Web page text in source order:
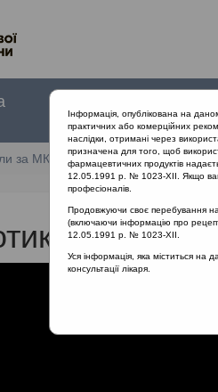
документи
за МКХ-11 13 Хвороби органів
Інформація, опублікована на
практичних або комерційних
наслідки, отримані через
призначена для того, щоб
фармацевтичних продуктів
12.05.1991 р. № 1023-XII. Якщо вам
професіоналів.
Продовжуючи своє перебування на
(включаючи інформацію про
12.05.1991 р. № 1023-XII.
Уся інформація, яка міститься на
консультації лікаря.